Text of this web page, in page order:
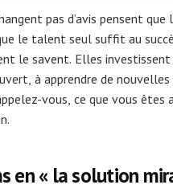
pas d’avis pensent
le talent seul suffit au
le savent. Elles
à apprendre de
vous, ce que vous êtes
en « la solution